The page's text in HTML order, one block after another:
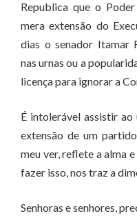
Republica que o
mera extensão do
dias o senador Itamar
nas urnas ou a
licença para ignorar a
É intolerável assistir
extensão de um
meu ver, reflete a alma
fazer isso, nos traz a
Senhoras e senhores,